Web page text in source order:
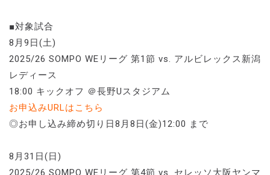
■対象試合
8月9日(土)
2025/26 SOMPO WEリーグ 第1節 vs. アルビレックス新潟
レディース
18:00 キックオフ ＠⾧野Uスタジアム
お申込みURLはこちら
◎お申し込み締め切り日8月8日(金)12:00 まで
8月31日(日)
2025/26 SOMPO WEリーグ 第4節 vs. セレッソ大阪ヤンマ